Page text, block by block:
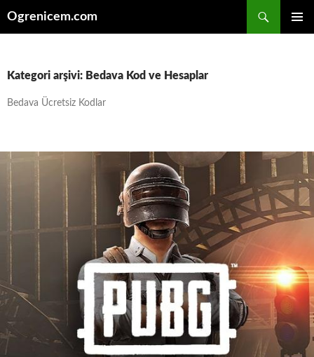
Ogrenicem.com
Kategori arşivi: Bedava Kod ve Hesaplar
Bedava Ücretsiz Kodlar